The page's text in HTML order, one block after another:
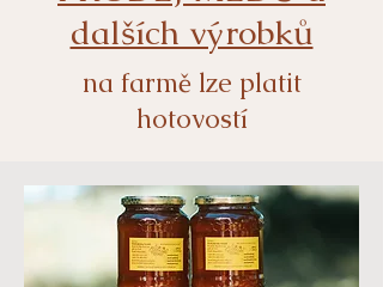
dalších výrobků
na farmě lze platit
hotovostí